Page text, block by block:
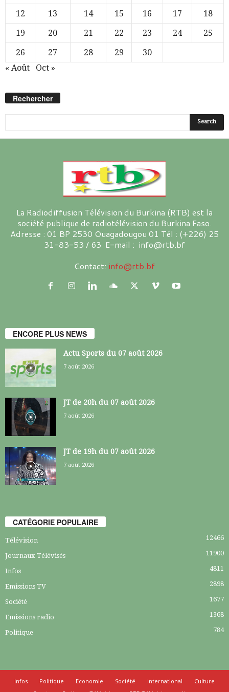
12
13 14 15 16 17
18
19
20 21 22 23 24
25
26
27 28 29
30
« Août
Oct »
Rechercher
La Radiodiffusion Télévision du Burkina (RTB) est la
société publique de radiotélévision du Burkina Faso.
Adresse : 01 BP 2530 Ouagadougou 01 Tél : (+226) 25
31-83-53 / 63 E-mail : info@rtb.bf
Contact: info@rtb.bf
ENCORE PLUS NEWS
Actu Sports du 07 août 2026
7 août 2026
JT de 20h du 07 août 2026
7 août 2026
JT de 19h du 07 août 2026
7 août 2026
CATÉGORIE POPULAIRE
Télévision 12466
Journaux Télévisés 11900
Infos 4811
Emissions TV 2898
Société 1677
Emissions radio 1368
Politique 784
Infos Politique Economie Société International
Culture